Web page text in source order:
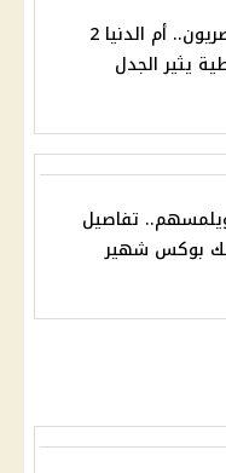
هكذا كان يتكلم المصريون.. أم الدنيا 2
يثير الجدل
تفاصيل
بوكس شهير